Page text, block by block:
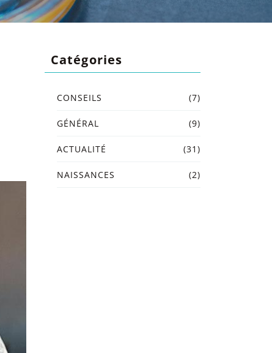
Catégories
CONSEILS (7)
GÉNÉRAL (9)
ACTUALITÉ (31)
NAISSANCES (2)